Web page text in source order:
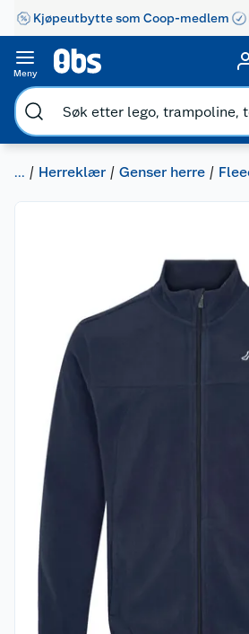
Kjøpeutbytte som Coop-medlem
Meny
... Herreklær Genser herre